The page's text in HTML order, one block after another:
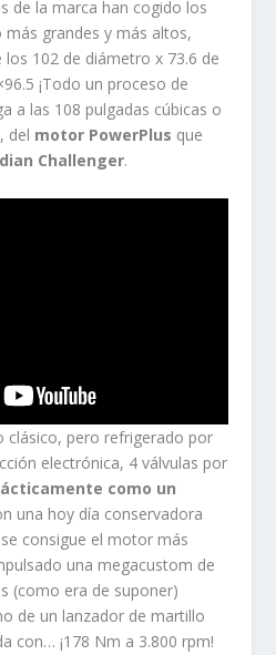
de la marca han cogido los
grandes y más altos,
102 de diámetro x 73.6 de
¡Todo un proceso de
a las 108 pulgadas cúbicas o
del motor PowerPlus que
Challenger.
clásico, pero refrigerado por
electrónica, 4 válvulas por
como un
una hoy día conservadora
consigue el motor más
una megacustom de
(como era de suponer)
de un lanzador de martillo
con… ¡178 Nm a 3.800 rpm!